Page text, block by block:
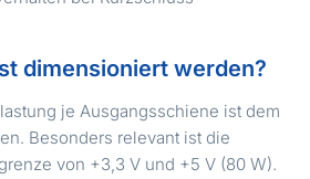
dimensioniert werden?
je Ausgangsschiene ist dem
Besonders relevant ist die
von +3,3 V und +5 V (80 W).